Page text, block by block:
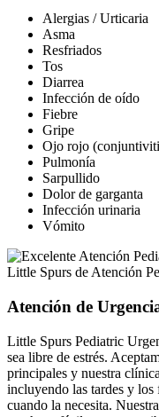
Alergias / Urticaria
Asma
Resfriados
Tos
Diarrea
Infección de oído
Fiebre
Gripe
Ojo rojo
Pulmonía
Sarpullido
Dolor de garganta
Infección urinaria
Vómito
Atención de
Little Spurs Pediatric
sea libre de estrés.
principales y nuestra
incluyendo las tardes y los
cuando la necesita.